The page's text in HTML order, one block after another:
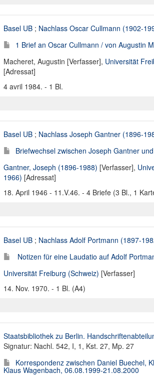
Basel UB ; Nachlass Oscar Cullmann (1902-
1 Brief an Oscar Cullmann / von Augustin
Macheret, Augustin [Verfasser], Universität
[Adressat]
4 avril 1984. - 1 Bl.
Basel UB ; Nachlass Joseph Gantner (1896-
Briefwechsel zwischen Joseph Gantner
Gantner, Joseph (1896-1988) [Verfasser],
1966) [Adressat]
18. April 1946 - 11.V.46. - 4 Briefe (3 Bl., 1
Basel UB ; Nachlass Adolf Portmann (1897-
Notizen für eine Laudatio auf Adolf
Universität Freiburg (Schweiz) [Verfasser]
14. Nov. 1970. - 1 Bl. (A4)
Staatsbibliothek zu Berlin.
Signatur: Nachl. 542, I, 1, Kst. 27, Mp. 27
Korrespondenz zwischen Daniel Buechel,
Klaus Wagenbach, 06.08.1999-21.08.2000